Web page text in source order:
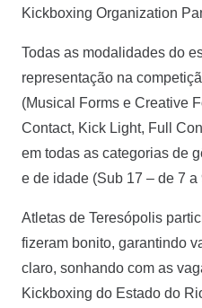
Kickboxing Organization
Todas as modalidades do
representação na
(Musical Forms e Creative
Contact, Kick Light, Full
em todas as categorias de
e de idade (Sub 17 – de 7 a
Atletas de Teresópolis
fizeram bonito, garantindo
claro, sonhando com as
Kickboxing do Estado do